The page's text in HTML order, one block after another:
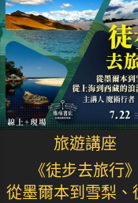
旅遊講座
《徒步去旅行》
從墨爾本到雪梨、